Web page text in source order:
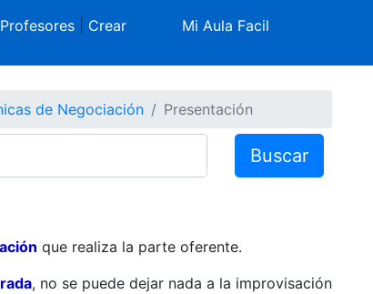
Profesores| Crear
Mi Aula Facil
de Negociación Presentación
Buscar
que realiza la parte oferente.
, no se puede dejar nada a la improvisación